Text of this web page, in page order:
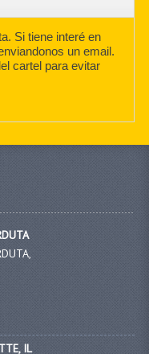
Si tiene interé en
un email.
cartel para evitar
IL